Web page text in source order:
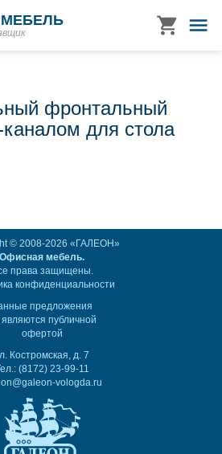
фронтальный
для стола
© 2008-2026 «ГАЛЕОН»
Офисная мебель.
права защищены.
конфиденциальности
предложения
публичной
офертой
Костромская, д. 7
(8172) 23-99-11
vologda.ru